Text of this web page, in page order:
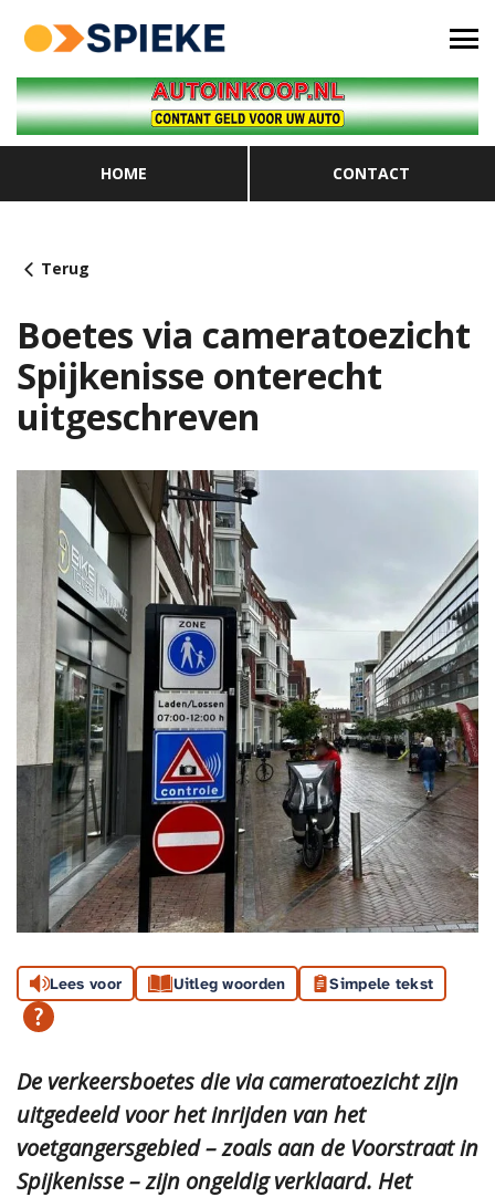
HOME CONTACT
Terug
Boetes via cameratoezicht
Spijkenisse onterecht
uitgeschreven
Lees voor Uitleg woorden Simpele tekst
De verkeersboetes die via cameratoezicht zijn
uitgedeeld voor het inrijden van het
voetgangersgebied – zoals aan de Voorstraat in
Spijkenisse – zijn ongeldig verklaard. Het